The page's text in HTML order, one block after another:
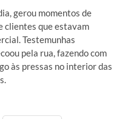
gerou momentos de
clientes que estavam
Testemunhas
pela rua, fazendo com
às pressas no interior das